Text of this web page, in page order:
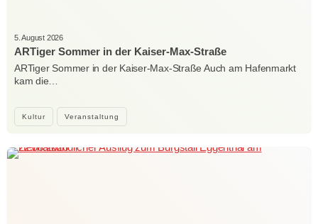
Kultur Veranstaltung
5. August 2026
ARTiger Sommer in der Kaiser-Max-Straße
ARTiger Sommer in der Kaiser-Max-Straße Auch am Hafenmarkt
kam die…